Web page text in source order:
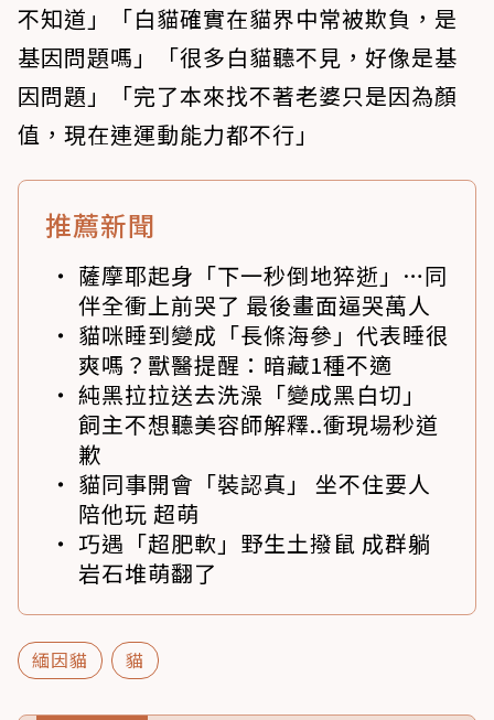
不知道」「白貓確實在貓界中常被欺負，是
基因問題嗎」「很多白貓聽不見，好像是基
因問題」「完了本來找不著老婆只是因為顏
值，現在連運動能力都不行」
推薦新聞
薩摩耶起身「下一秒倒地猝逝」…同
伴全衝上前哭了 最後畫面逼哭萬人
貓咪睡到變成「長條海參」代表睡很
爽嗎？獸醫提醒：暗藏1種不適
純黑拉拉送去洗澡「變成黑白切」
飼主不想聽美容師解釋..衝現場秒道
歉
貓同事開會「裝認真」 坐不住要人
陪他玩 超萌
巧遇「超肥軟」野生土撥鼠 成群躺
岩石堆萌翻了
緬因貓 貓